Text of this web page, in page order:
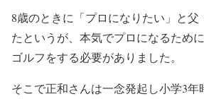
8歳のときに「プロになりたい」と父
たというが、本気でプロになるため
ゴルフをする必要がありました。
そこで正和さんは一念発起し小学3年